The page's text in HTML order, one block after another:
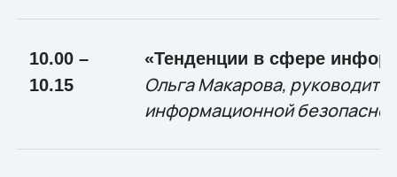
10.00 –
10.15
«Тенденции в сфере
Ольга Макарова,
информационной